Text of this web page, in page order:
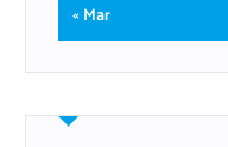
« Mar